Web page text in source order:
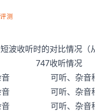
评测
收听时的对比情况（
747收听情况
可听、杂音
可听、杂音
可听、杂音